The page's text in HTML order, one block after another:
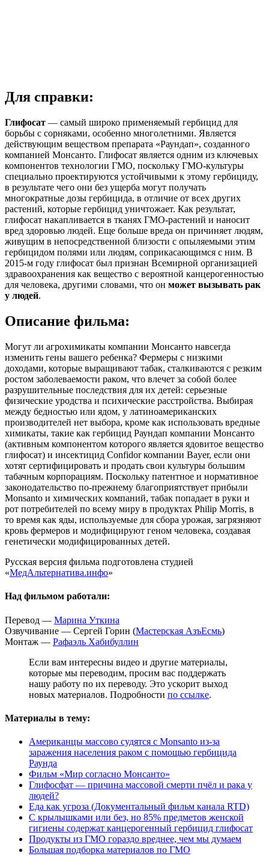
Для справки:
Глифосат — самый широко применяемый гербицид для
борьбы с сорняками, особенно многолетними. Является
действующим веществом препарата «Раундап», созданного
компанией Монсанто. Глифосат является одним из ключевых
компонентов технологии ГМО, поскольку ГМО-культуры
специально проектируются устойчивыми к этому гербициду,
в результате чего они без ущерба могут получать
многократные дозы гербицида, в отличие от всех других
растений, которые гербицид уничтожает. Как результат,
глифосат накапливается в тканях ГМО-растений и наносит
вред здоровью людей. Еще больше вреда он причиняет людям,
живущим в непосредственной близости с опыляемыми этим
гербицидом полями или людям, соприкасающимся с ним. В
2015-м году глифосат был признан Всемирной организацией
здравоохранения как вещество с вероятной канцерогенностью
для человека, другими словами, что он может вызывать рак
у людей.
Описание фильма:
Могут ли агрохимикаты компании Монсанто навсегда
изменить гены вашего ребенка? Фермеры с низкими
доходами, которые выращивают табак, сталкиваются с резким
ростом заболеваемости раком, что влечет за собой более
разрушительные последствия для их детей: серьезные
физические уродства и психические расстройства. Выбирая
между бедностью или ядом, у латиноамериканских
производителей нет выбора, кроме как использовать вредные
химикаты, такие как гербицид Раундап компании Монсанто
(активным компонентом которого является ядовитое вещество
глифосат) и инсектицид Confidor компании Bayer, если они
хотят сертифицировать и продать свои культуры большим
табачным корпорациям. Поскольку патентное и нормативное
законодательство по-прежнему благоприятствует прибыли
Monsanto и химических компаний, табак попадает в руки и
рот потребителей по всему миру в продуктах Philip Morris, в
то время как яды, используемые для сбора урожая, загрязняют
кровь фермеров и модифицируют геном человека, создавая
генетически модифицированных детей.
Русская версия фильма подготовлена студией
«МедАльтернатива.инфо»
Над фильмом работали:
Перевод — Марина Уткина
Озвучивание — Сергей Горин (Мастерская АзъЕсмь)
Монтаж — Рафаэль Хабибуллин
Если вам интересны видео и другие материалы,
которые мы переводим, просим вас поддержать
нашу работу по их переводу. Это ускорит выход
новых материалов. Подробности по ссылке.
Материалы в тему:
Американцы массово судятся с Monsanto из-за
заражения населения раком с помощью гербицида
Раунда
Фильм «Мир согласно Монсанто»
Глифосфат — причина массовой смерти пчёл и рака у
людей?
Еда как угроза (Документальный фильм канала RTD)
С крылышками или без, но 85% предметов женской
гигиены содержат канцерогенный гербицид глифосат
Продукты из ГМО гораздо вреднее, чем мы думаем
Большая подборка материалов по ГМО